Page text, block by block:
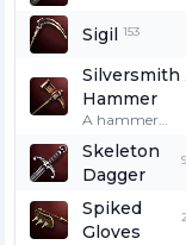
cannot be used.
Sigil 153
Silversmith
Hammer
A hammer
the ancient
Elmoreden used.
Skeleton
Dagger
Spiked
Gloves